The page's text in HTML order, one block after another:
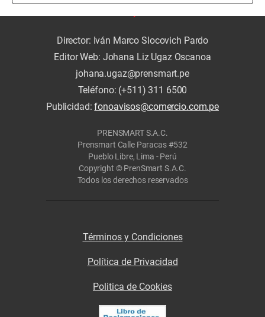
Director: Iván Marco Slocovich Pardo
Editor Web: Johana Liz Ugaz Oscanoa
johana.ugaz@prensmart.pe
Teléfono: (+511) 311 6500
Publicidad:fonoavisos@comercio.com.pe
PRENSMART S.A.C.
Prensmart Calle Paracas #532
Pueblo Libre, Lima - Perú
Copyright © PrenSmart S.A.C.
Todos los derechos reservados
Términos y Condiciones
Política de Privacidad
Politica de Cookies